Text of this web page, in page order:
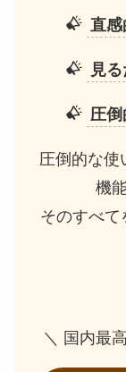
直感
見
圧倒
圧倒的な使
機
そのすべて
＼ 国内最